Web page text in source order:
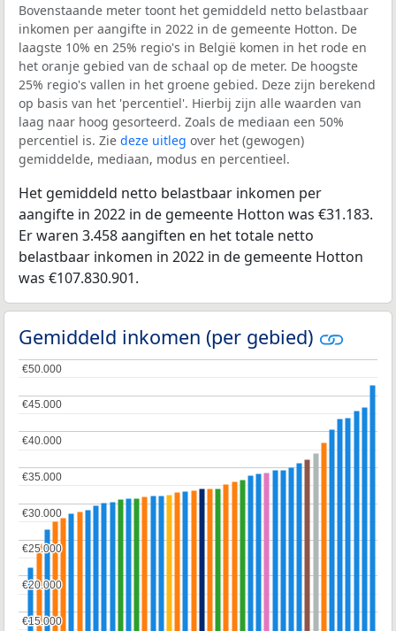
Bovenstaande meter toont het gemiddeld netto belastbaar
inkomen per aangifte in 2022 in de gemeente Hotton. De
laagste 10% en 25% regio's in België komen in het rode en
het oranje gebied van de schaal op de meter. De hoogste
25% regio's vallen in het groene gebied. Deze zijn berekend
op basis van het 'percentiel'. Hierbij zijn alle waarden van
laag naar hoog gesorteerd. Zoals de mediaan een 50%
percentiel is. Zie deze uitleg over het (gewogen)
gemiddelde, mediaan, modus en percentieel.
Het gemiddeld netto belastbaar inkomen per
aangifte in 2022 in de gemeente Hotton was €31.183.
Er waren 3.458 aangiften en het totale netto
belastbaar inkomen in 2022 in de gemeente Hotton
was €107.830.901.
Gemiddeld inkomen (per gebied)
€15.000
€15.000
€20.000
€20.000
€25.000
€25.000
€30.000
€30.000
€35.000
€35.000
€40.000
€40.000
€45.000
€45.000
€50.000
€50.000